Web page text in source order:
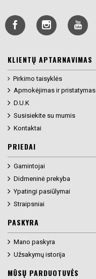
KLIENTŲ APTARNAVIMAS
Pirkimo taisyklės
Apmokėjimas ir pristatymas
D.U.K
Susisiekite su mumis
Kontaktai
PRIEDAI
Gamintojai
Didmeninė prekyba
Ypatingi pasiūlymai
Straipsniai
PASKYRA
Mano paskyra
Užsakymų istorija
MŪSŲ PARDUOTUVĖS